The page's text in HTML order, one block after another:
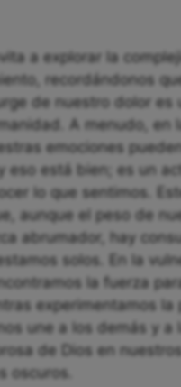
a explorar la
recordándonos
de nuestro dolor es
A menudo, en
emociones
eso está bien; es un
lo que sentimos.
aunque el peso de
abrumador, hay
solos. En la
la fuerza
experimentamos la
une a los demás y a
de Dios en nuestros
oscuros.